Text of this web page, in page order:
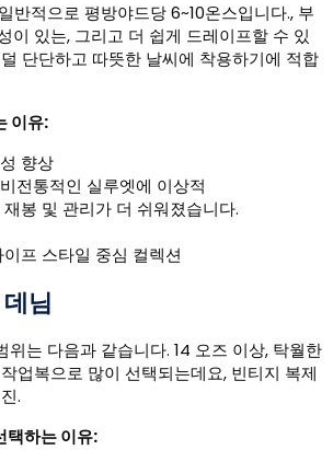
반적으로 평방야드당 6~10온스입니다., 부
이 있는, 그리고 더 쉽게 드레이프할 수 있
단단하고 따뜻한 날씨에 착용하기에 적합
이유:
향상
전통적인 실루엣에 이상적
봉 및 관리가 더 쉬워졌습니다.
프 스타일 중심 컬렉션
님
위는 다음과 같습니다. 14 오즈 이상, 탁월한
업복으로 많이 선택되는데요, 빈티지 복제
.
택하는 이유: